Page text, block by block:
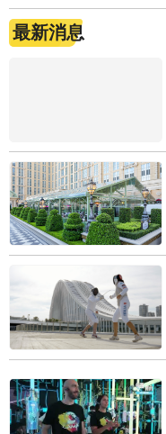
最新消息